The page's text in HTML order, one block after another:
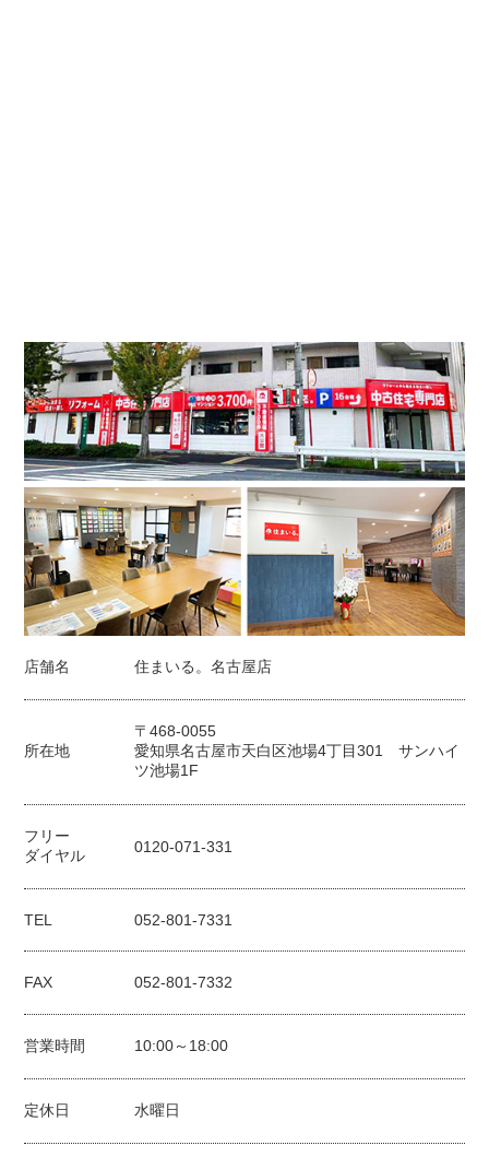
店舗名 住まいる。名古屋店
所在地
〒468-0055
愛知県名古屋市天白区池場4丁目301 サンハイ
ツ池場1F
フリー
ダイヤル
0120-071-331
TEL 052-801-7331
FAX 052-801-7332
営業時間 10:00～18:00
定休日 水曜日